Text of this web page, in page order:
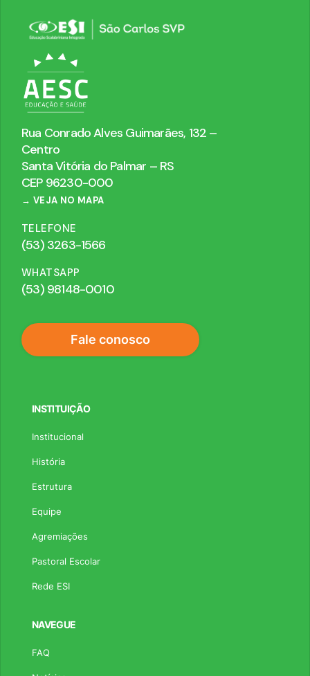
Rua Conrado Alves Guimarães, 132 –
Centro
Santa Vitória do Palmar – RS
CEP 96230-000
→ VEJA NO MAPA
TELEFONE
(53) 3263-1566
WHATSAPP
(53) 98148-0010
Fale conosco
INSTITUIÇÃO
Institucional
História
Estrutura
Equipe
Agremiações
Pastoral Escolar
Rede ESI
NAVEGUE
FAQ